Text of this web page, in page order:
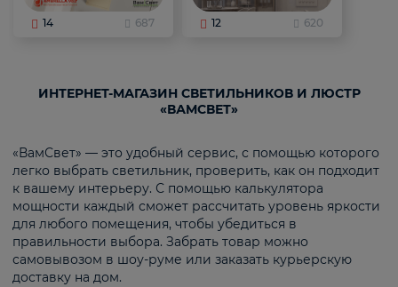
14 687 12 620
ИНТЕРНЕТ-МАГАЗИН СВЕТИЛЬНИКОВ И ЛЮСТР
«ВАМСВЕТ»
«ВамСвет» — это удобный сервис, с помощью которого
легко выбрать светильник, проверить, как он подходит
к вашему интерьеру. С помощью калькулятора
мощности каждый сможет рассчитать уровень яркости
для любого помещения, чтобы убедиться в
правильности выбора. Забрать товар можно
самовывозом в шоу-руме или заказать курьерскую
доставку на дом.